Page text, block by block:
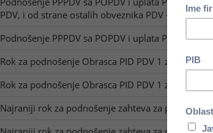
PDV, i od strane ostalih obveznika PDV - sa
Podnošenje PPPDV sa POPDV i uplata PDV za I
Rok za podnošenje Obrasca PID PDV 1 za
Rok za podnošenje Obrasca PID PDV 1 za
Najraniji rok za podnošenje zahteva za povraćaj